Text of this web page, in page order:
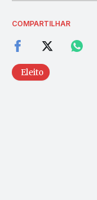
COMPARTILHAR
Eleito